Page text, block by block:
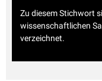
Zu diesem Stichwort
wissenschaftlichen
verzeichnet.